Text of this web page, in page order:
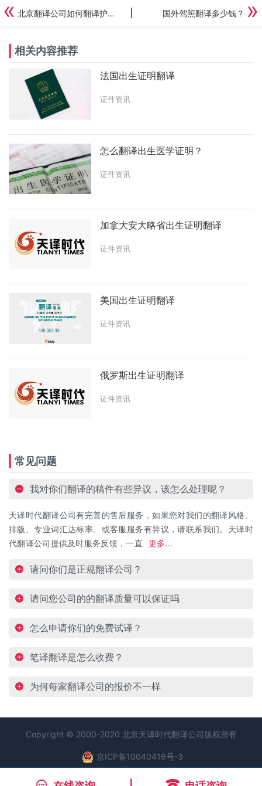
北京翻译公司如何翻译护照？ 国外驾照翻译多少钱？
相关内容推荐
法国出生证明翻译
证件资讯
怎么翻译出生医学证明？
证件资讯
加拿大安大略省出生证明翻译
证件资讯
美国出生证明翻译
证件资讯
俄罗斯出生证明翻译
证件资讯
常见问题
我对你们翻译的稿件有些异议，该怎么处理呢？
天译时代翻译公司有完善的售后服务，如果您对我们的翻译风格、
排版、专业词汇达标率、或客服服务有异议，请联系我们。天译时
代翻译公司提供及时服务反馈，一直
更多...
请问你们是正规翻译公司？
请问您公司的的翻译质量可以保证吗
怎么申请你们的免费试译？
笔译翻译是怎么收费？
为何每家翻译公司的报价不一样
Copyright © 2000-2020 北京天译时代翻译公司版权所有
京ICP备10040416号-3